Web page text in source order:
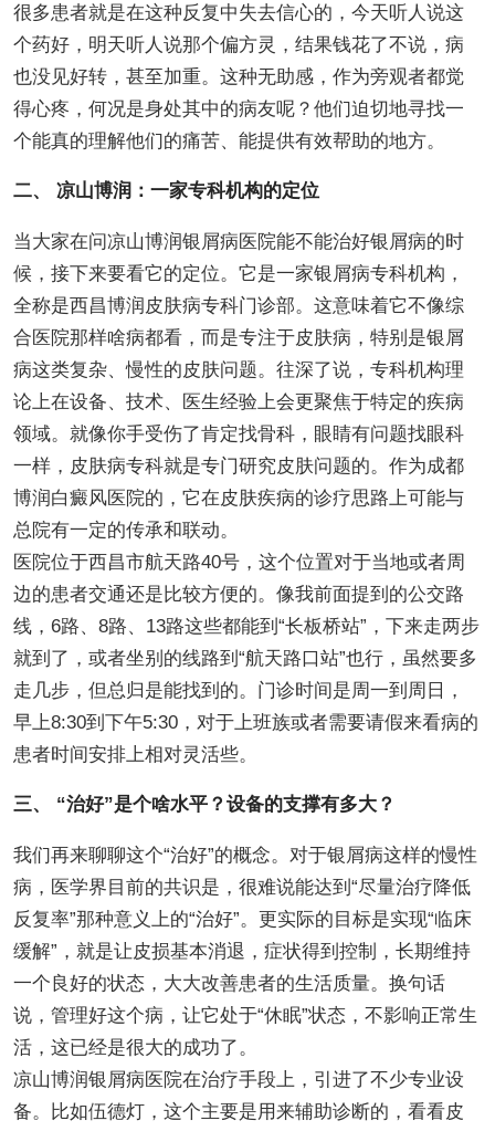
很多患者就是在这种反复中失去信心的，今天听人说这
个药好，明天听人说那个偏方灵，结果钱花了不说，病
也没见好转，甚至加重。这种无助感，作为旁观者都觉
得心疼，何况是身处其中的病友呢？他们迫切地寻找一
个能真的理解他们的痛苦、能提供有效帮助的地方。
二、 凉山博润：一家专科机构的定位
当大家在问凉山博润银屑病医院能不能治好银屑病的时
候，接下来要看它的定位。它是一家银屑病专科机构，
全称是西昌博润皮肤病专科门诊部。这意味着它不像综
合医院那样啥病都看，而是专注于皮肤病，特别是银屑
病这类复杂、慢性的皮肤问题。往深了说，专科机构理
论上在设备、技术、医生经验上会更聚焦于特定的疾病
领域。就像你手受伤了肯定找骨科，眼睛有问题找眼科
一样，皮肤病专科就是专门研究皮肤问题的。作为成都
博润白癜风医院的，它在皮肤疾病的诊疗思路上可能与
总院有一定的传承和联动。
医院位于西昌市航天路40号，这个位置对于当地或者周
边的患者交通还是比较方便的。像我前面提到的公交路
线，6路、8路、13路这些都能到“长板桥站”，下来走两步
就到了，或者坐别的线路到“航天路口站”也行，虽然要多
走几步，但总归是能找到的。门诊时间是周一到周日，
早上8:30到下午5:30，对于上班族或者需要请假来看病的
患者时间安排上相对灵活些。
三、 “治好”是个啥水平？设备的支撑有多大？
我们再来聊聊这个“治好”的概念。对于银屑病这样的慢性
病，医学界目前的共识是，很难说能达到“尽量治疗降低
反复率”那种意义上的“治好”。更实际的目标是实现“临床
缓解”，就是让皮损基本消退，症状得到控制，长期维持
一个良好的状态，大大改善患者的生活质量。换句话
说，管理好这个病，让它处于“休眠”状态，不影响正常生
活，这已经是很大的成功了。
凉山博润银屑病医院在治疗手段上，引进了不少专业设
备。比如伍德灯，这个主要是用来辅助诊断的，看看皮